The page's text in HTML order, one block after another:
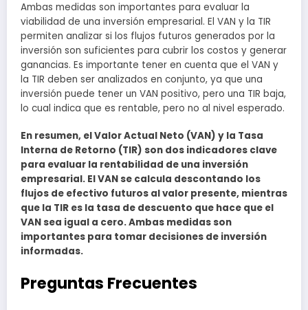
Ambas medidas son importantes para evaluar la
viabilidad de una inversión empresarial. El VAN y la TIR
permiten analizar si los flujos futuros generados por la
inversión son suficientes para cubrir los costos y generar
ganancias. Es importante tener en cuenta que el VAN y
la TIR deben ser analizados en conjunto, ya que una
inversión puede tener un VAN positivo, pero una TIR baja,
lo cual indica que es rentable, pero no al nivel esperado.
En resumen, el Valor Actual Neto (VAN) y la Tasa
Interna de Retorno (TIR) son dos indicadores clave
para evaluar la rentabilidad de una inversión
empresarial. El VAN se calcula descontando los
flujos de efectivo futuros al valor presente, mientras
que la TIR es la tasa de descuento que hace que el
VAN sea igual a cero. Ambas medidas son
importantes para tomar decisiones de inversión
informadas.
Preguntas Frecuentes